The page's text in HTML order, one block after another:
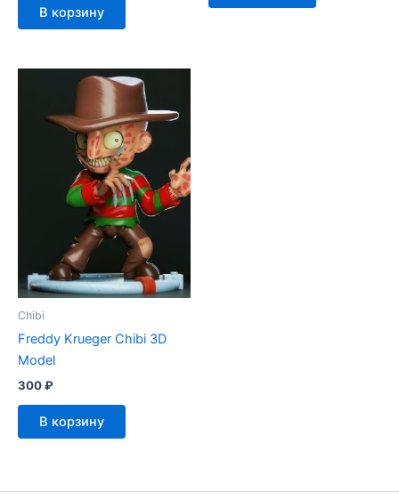
В корзину
Chibi
Freddy Krueger Chibi 3D
Model
300₽
В корзину